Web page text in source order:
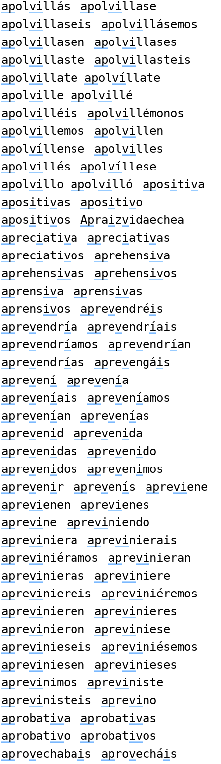
apolvillás apolvillase
apolvillaseis apolvillásemos
apolvillasen apolvillases
apolvillaste apolvillasteis
apolvillate apolvíllate
apolville apolvillé
apolvilléis apolvillémonos
apolvillemos apolvillen
apolvíllense apolvilles
apolvillés apolvíllese
apolvillo apolvilló apositiva
apositivas apositivo
apositivos Apraizvidaechea
apreciativa apreciativas
apreciativos aprehensiva
aprehensivas aprehensivos
aprensiva aprensivas
aprensivos aprevendréis
aprevendría aprevendríais
aprevendríamos aprevendrían
aprevendrías aprevengáis
aprevení aprevenía
apreveníais apreveníamos
aprevenían aprevenías
aprevenid aprevenida
aprevenidas aprevenido
aprevenidos aprevenimos
aprevenir aprevenís apreviene
aprevienen aprevienes
aprevine apreviniendo
apreviniera aprevinierais
apreviniéramos aprevinieran
aprevinieras apreviniere
apreviniereis apreviniéremos
aprevinieren aprevinieres
aprevinieron apreviniese
aprevinieseis apreviniésemos
apreviniesen aprevinieses
aprevinimos apreviniste
aprevinisteis aprevino
aprobativa aprobativas
aprobativo aprobativos
aprovechabais aprovecháis